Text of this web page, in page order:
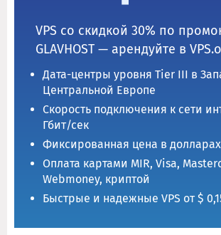
VPS со скидкой 30% по
GLAVHOST — арендуйте в
Дата-центры уровня Tier III в
Центральной Европе
Скорость подключения к сети
Гбит/сек
Фиксированная цена в
Оплата картами MIR, Visa,
Webmoney, криптой
Быстрые и надежные VPS от $